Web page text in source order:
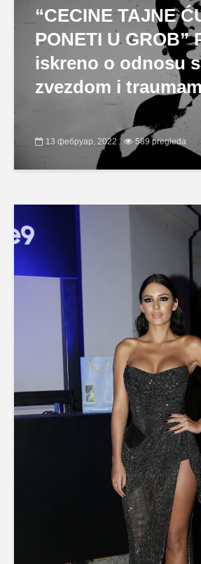
“CECINE TAJNE
PONETI U GROB”
iskreno o odnosu
zvezdom i
13 фебруар, 2022 589 pregleda